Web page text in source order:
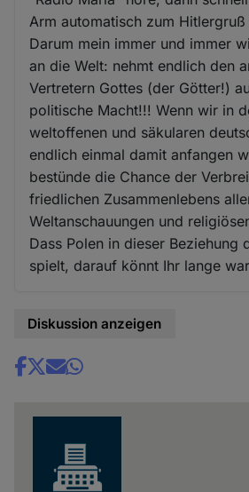
Arm automatisch zum Hitlergruß
Darum mein immer und immer
an die Welt: nehmt endlich den
Vertretern Gottes (der Götter!)
politische Macht!!! Wenn wir in
weltoffenen und säkularen
endlich einmal damit anfangen
bestünde die Chance der
friedlichen Zusammenlebens
Weltanschauungen und
Dass Polen in dieser Beziehung
spielt, darauf könnt Ihr lange
Diskussion anzeigen
Share